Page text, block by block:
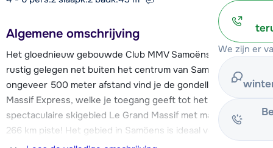
We zijn er
Algemene omschrijving
Het gloednieuw gebouwde Club MMV Samoëns Village is
rustig gelegen net buiten het centrum van Samoëns. Op
ongeveer 500 meter afstand vind je de gondellift Grand
Massif Express, welke je toegang geeft tot het
spectaculaire skigebied Le Grand Massif met maar liefst ca.
266 km piste! Het gebied in Samöens is ideaal voor
beginners met vele rode en blauwe pistes, in Flaine vind je